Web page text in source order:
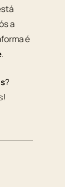
a
é
.
?